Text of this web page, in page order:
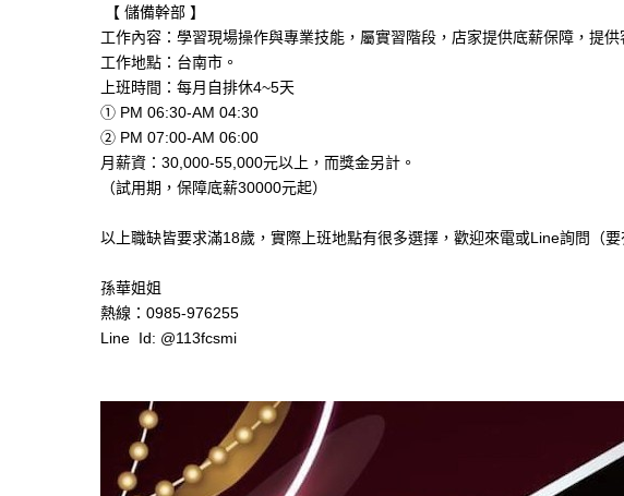
【 儲備幹部 】
工作內容：學習現場操作與專業技能，屬實習階段，店家提供底薪保障，提
工作地點：台南市。
上班時間：每月自排休4~5天
① PM 06:30-AM 04:30
② PM 07:00-AM 06:00
月薪資：30,000-55,000元以上，而獎金另計。
（試用期，保障底薪30000元起）
以上職缺皆要求滿18歲，實際上班地點有很多選擇，歡迎來電或Line詢問（要
孫華姐姐
熱線：0985-976255
Line Id: @113fcsmi